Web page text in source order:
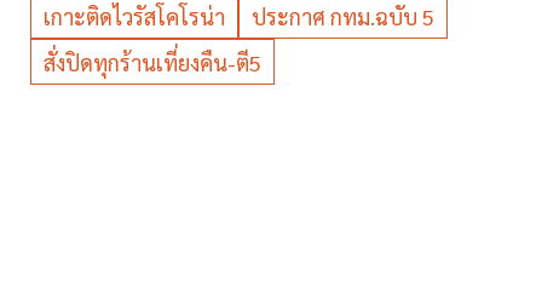
เกาะติดไวรัสโคโรน่า
ประกาศ กทม.ฉบับ 5
สั่งปิดทุกร้านเที่ยงคืน-ตี5